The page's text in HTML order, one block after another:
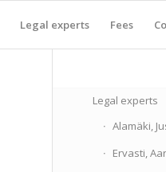
Legal experts Fees
Legal experts
Alamäki,
Ervasti,